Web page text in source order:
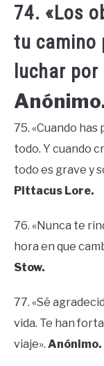
74. «Los
tu camino
luchar
75. «Cuando
todo. Y cuando
todo es grave y
Pittacus Lore.
76. «Nunca te
hora en que
Stow.
77. «Sé
vida. Te han
viaje». Anónimo.